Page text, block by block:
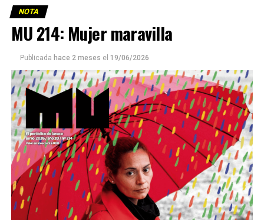
Este número 215 de MU ☝️viene con doble tapa, que
podría ser una frase:
Sin chamuyo, a remarla.
Descargar la Mu en PDF
NOTA
MU 214: Mujer maravilla
Publicada hace 2 meses el 19/06/2026